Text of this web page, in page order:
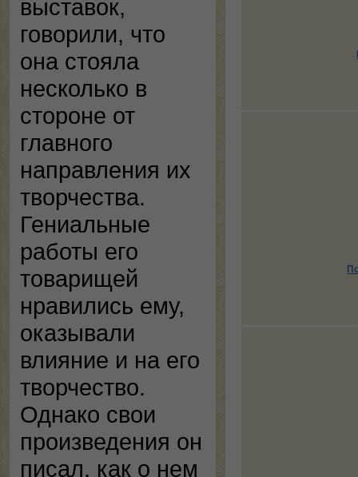
выставок,
говорили, что
она стояла
несколько в
стороне от
главного
направления их
творчества.
Гениальные
работы его
товарищей
нравились ему,
оказывали
влияние и на его
творчество.
Однако свои
произведения он
писал, как о нем